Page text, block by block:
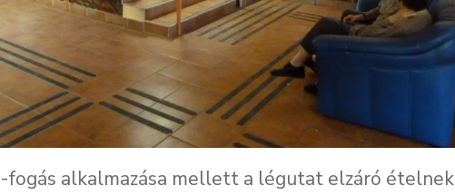
fogás alkalmazása mellett a légutat elzáró ételnek